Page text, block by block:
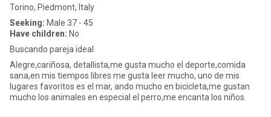
Torino, Piedmont, Italy
Seeking: Male 37 - 45
Have children: No
Buscando pareja ideal
Alegre,cariñosa, detallista,me gusta mucho el deporte,comida
sana,en mis tiempos libres me gusta leer mucho, uno de mis
lugares favoritos es el mar, ando mucho en bicicleta,me gustan
mucho los animales en especial el perro,me encanta los niños.